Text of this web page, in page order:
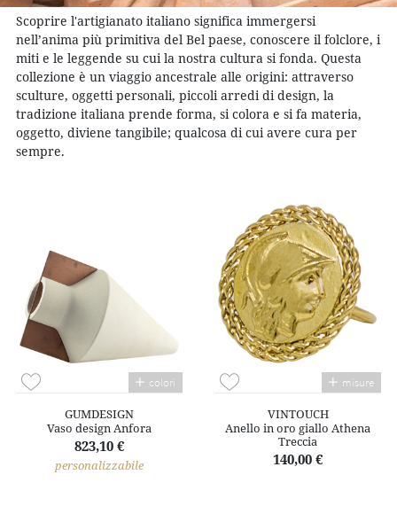
Scoprire l'artigianato italiano significa immergersi
nell’anima più primitiva del Bel paese, conoscere il folclore, i
miti e le leggende su cui la nostra cultura si fonda. Questa
collezione è un viaggio ancestrale alle origini: attraverso
sculture, oggetti personali, piccoli arredi di design, la
tradizione italiana prende forma, si colora e si fa materia,
oggetto, diviene tangibile; qualcosa di cui avere cura per
sempre.
colori
GUMDESIGN
Vaso design Anfora
823,10 €
personalizzabile
misure
VINTOUCH
Anello in oro giallo Athena
Treccia
140,00 €